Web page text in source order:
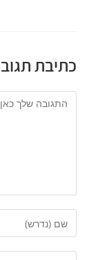
כתיבת